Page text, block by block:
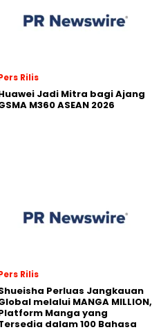
Rilis
Jadi Mitra bagi Ajang
M360 ASEAN 2026
Rilis
Perluas Jangkauan
melalui MANGA MILLION,
Manga yang
dalam 100 Bahasa